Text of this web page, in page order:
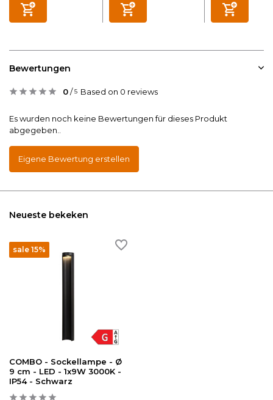
Bewertungen
0/5 Based on 0 reviews
Es wurden noch keine Bewertungen für dieses Produkt
abgegeben..
Eigene Bewertung erstellen
Neueste bekeken
sale 15%
COMBO - Sockellampe - Ø
9 cm - LED - 1x9W 3000K -
IP54 - Schwarz